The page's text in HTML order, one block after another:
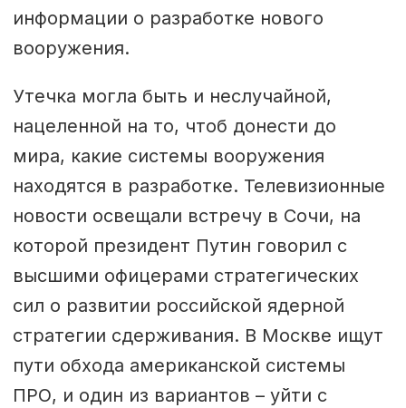
информации о разработке нового
вооружения.
Утечка могла быть и неслучайной,
нацеленной на то, чтоб донести до
мира, какие системы вооружения
находятся в разработке. Телевизионные
новости освещали встречу в Сочи, на
которой президент Путин говорил с
высшими офицерами стратегических
сил о развитии российской ядерной
стратегии сдерживания. В Москве ищут
пути обхода американской системы
ПРО, и один из вариантов – уйти с